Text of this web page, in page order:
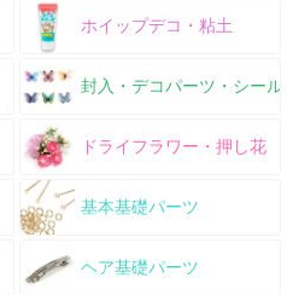
ホイップデコ・粘土
封入・デコパーツ・シール
ドライフラワー・押し花
基本基礎パーツ
ヘア基礎パーツ